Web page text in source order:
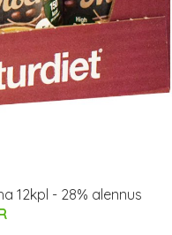
12kpl - 28% alennus